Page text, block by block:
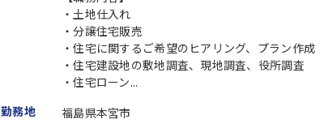
・土地仕入れ
・分譲住宅販売
・住宅に関するご希望のヒアリング、プラン作成
・住宅建設地の敷地調査、現地調査、役所調査
・住宅ローン...
勤務地
福島県本宮市